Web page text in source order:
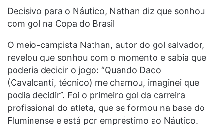
Decisivo para o Náutico, Nathan diz que sonhou
com gol na Copa do Brasil
O meio-campista Nathan, autor do gol salvador,
revelou que sonhou com o momento e sabia que
poderia decidir o jogo: “Quando Dado
(Cavalcanti, técnico) me chamou, imaginei que
podia decidir”. Foi o primeiro gol da carreira
profissional do atleta, que se formou na base do
Fluminense e está por empréstimo ao Náutico.